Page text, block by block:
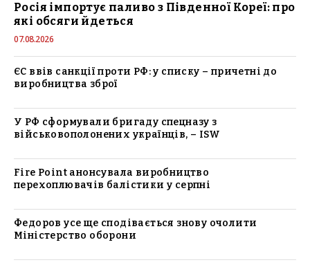
Росія імпортує паливо з Південної Кореї: про
які обсяги йдеться
07.08.2026
ЄС ввів санкції проти РФ: у списку – причетні до
виробництва зброї
У РФ сформували бригаду спецназу з
військовополонених українців, – ISW
Fire Point анонсувала виробництво
перехоплювачів балістики у серпні
Федоров усе ще сподівається знову очолити
Міністерство оборони